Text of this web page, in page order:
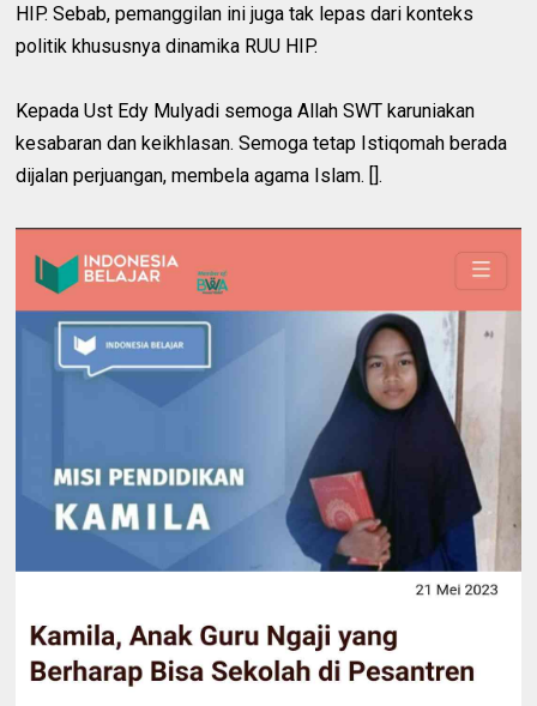
HIP. Sebab, pemanggilan ini juga tak lepas dari konteks
politik khususnya dinamika RUU HIP.
Kepada Ust Edy Mulyadi semoga Allah SWT karuniakan
kesabaran dan keikhlasan. Semoga tetap Istiqomah berada
dijalan perjuangan, membela agama Islam. [].